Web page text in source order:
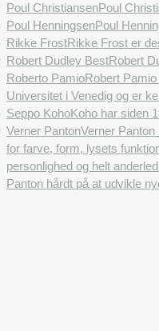
Poul ChristiansenPoul
Poul HenningsenPoul
Rikke FrostRikke Frost er
Robert Dudley BestRobert
Roberto PamioRobert
Universitet i Venedig og er
Seppo KohoKoho har siden
Verner PantonVerner
for farve, form, lysets
personlighed og helt
Panton hårdt på at udvikle